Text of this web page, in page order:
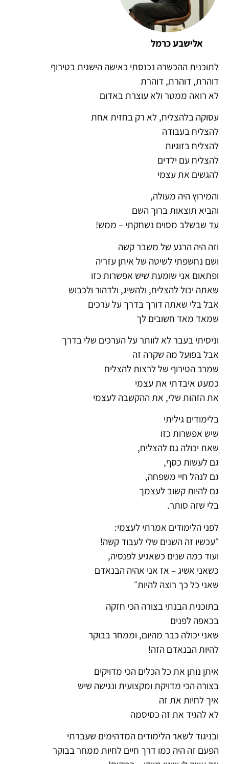
אלישבע כרמל
לתוכנית ההכשרה נכנסתי כאישה הישגית בטירוף
דוהרת, דוהרת, דוהרת
לא רואה ממטר ולא עוצרת באדום
עסוקה בלהצליח, לא רק בחזית אחת
להצליח בעבודה
להצליח בזוגיות
להצליח עם ילדים
להגשים את עצמי
והמירוץ היה מעולה,
והביא תוצאות ברוך השם
עד שבשלב מסוים נשחקתי – ממש!
וזה היה הרגע של משבר קשה
ושם נחשפתי לשיטה של איתן עזריה
ופתאום אני שומעת שיש אפשרות כזו
שאתה יכול להצליח, ולהשיג, ולדהור ולכבוש
אבל בלי שאתה דורך בדרך על ערכים
שמאד מאד חשובים לך
וניסיתי בעבר לא לוותר על הערכים שלי בדרך
אבל בפועל מה שקרה זה
שמרב הטירוף של לרצות להצליח
כמעט איבדתי את עצמי
את הזהות שלי, את ההקשבה לעצמי
בלימודים גיליתי
שיש אפשרות כזו
שאת יכולה גם להצליח,
גם לעשות כסף,
גם לנהל חיי משפחה,
גם להיות קשוב לעצמך
בלי שזה סותר.
לפני הלימודים אמרתי לעצמי:
״עכשיו זה השנים שלי לעבוד קשה!
ועוד כמה שנים כשאגיע לפנסיה,
כשאני אשיג – אז אני אהיה הבנאדם
שאני כל כך רוצה להיות״
בתוכנית הבנתי בצורה הכי חזקה
בכאפה לפנים
שאני יכולה כבר מהיום, וממחר בבוקר
להיות הבנאדם הזה!
איתן נותן את כל הכלים הכי מדויקים
בצורה הכי מדויקת ומקצועית ונגישה שיש
איך לחיות את זה
לא להגיד את זה כסיסמה
ובניגוד לשאר הלימודים המדהימים שעברתי
הפעם זה היה כמו דרך חיים לחיות ממחר בבוקר